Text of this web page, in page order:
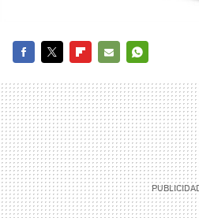
MAIL